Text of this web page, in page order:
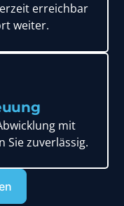
erreichbar
weiter.
mit
Sie zuverlässig.